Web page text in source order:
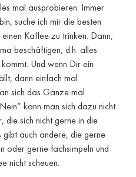
mal ausprobieren. Immer
suche ich mir die besten
Kaffee zu trinken. Dann,
beschäftigen, d.h. alles
Und wenn Dir ein
dann einfach mal
sich das Ganze mal
kann man sich dazu nicht
die sich nicht gerne in die
gibt auch andere, die gerne
oder gerne fachsimpeln und
nicht scheuen.